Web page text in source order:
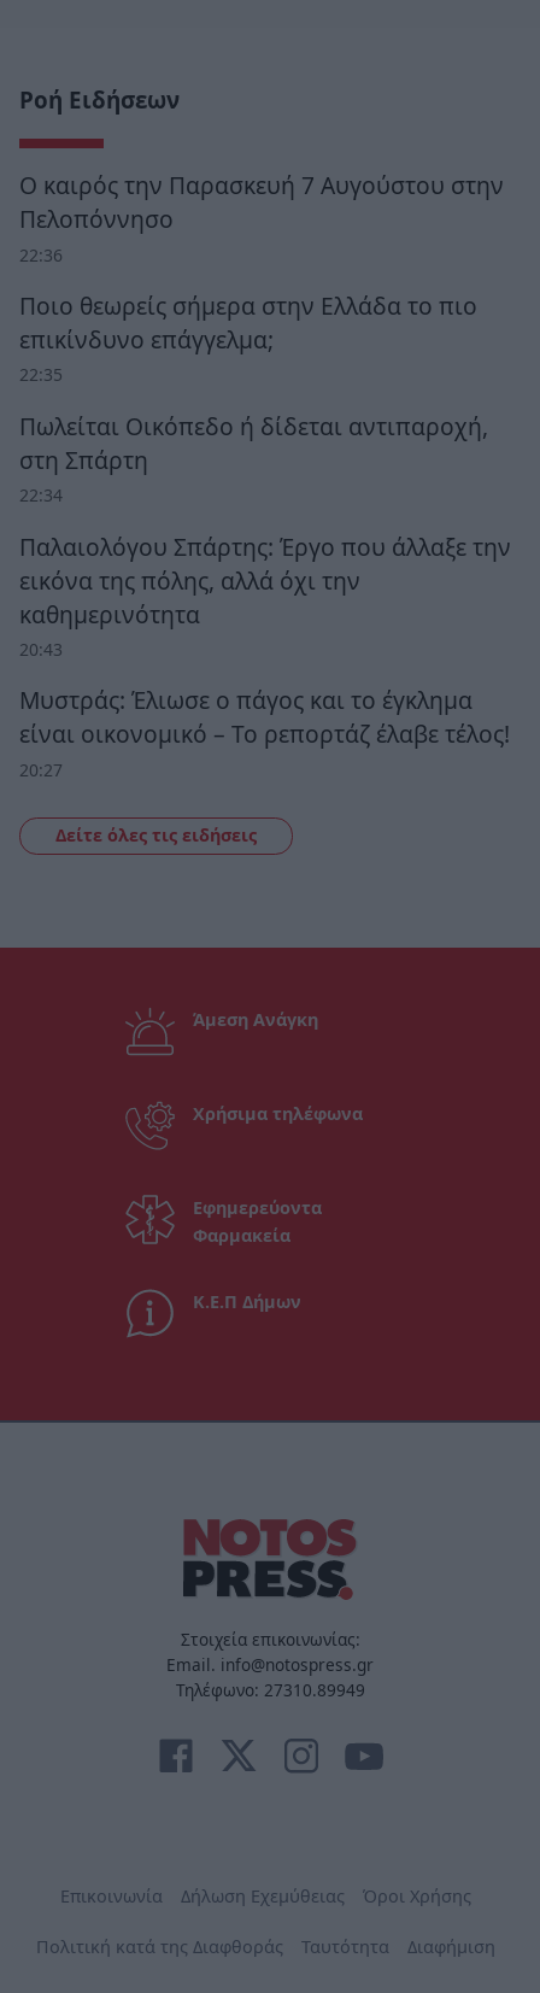
Ροή Ειδήσεων
Ο καιρός την Παρασκευή 7 Αυγούστου στην
Πελοπόννησο
22:36
Ποιο θεωρείς σήμερα στην Ελλάδα το πιο
επικίνδυνο επάγγελμα;
22:35
Πωλείται Οικόπεδο ή δίδεται αντιπαροχή,
στη Σπάρτη
22:34
Παλαιολόγου Σπάρτης: Έργο που άλλαξε την
εικόνα της πόλης, αλλά όχι την
καθημερινότητα
20:43
Μυστράς: Έλιωσε ο πάγος και το έγκλημα
είναι οικονομικό – Το ρεπορτάζ έλαβε τέλος!
20:27
Δείτε όλες τις ειδήσεις
Άμεση Ανάγκη
Χρήσιμα τηλέφωνα
Εφημερεύοντα
Φαρμακεία
Κ.Ε.Π Δήμων
Στοιχεία επικοινωνίας:
Email. info@notospress.gr
Τηλέφωνο: 27310.89949
Επικοινωνία Δήλωση Εχεμύθειας Όροι Χρήσης
Πολιτική κατά της Διαφθοράς Ταυτότητα Διαφήμιση